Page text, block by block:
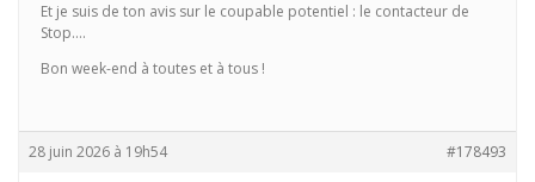
Et je suis de ton avis sur le coupable potentiel : le contacteur de
Stop….
Bon week-end à toutes et à tous !
28 juin 2026 à 19h54 #178493